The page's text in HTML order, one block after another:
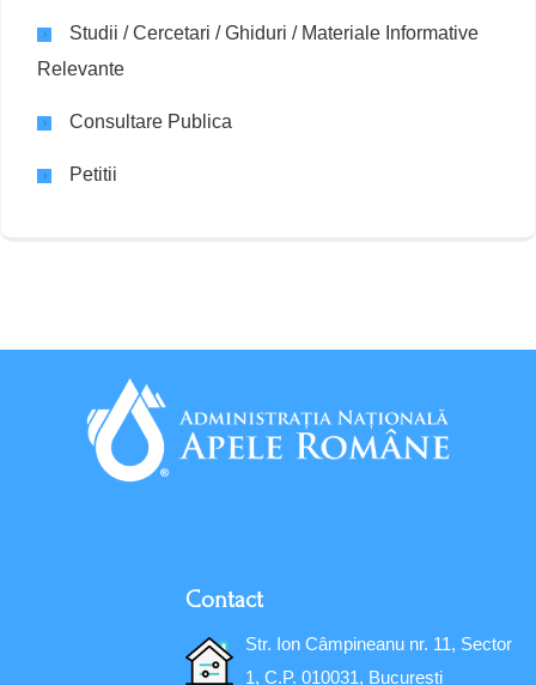
Studii / Cercetari / Ghiduri / Materiale Informative
Relevante
Consultare Publica
Petitii
Contact
Str. Ion Câmpineanu nr. 11, Sector
1, C.P. 010031, București